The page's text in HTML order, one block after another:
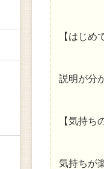
【はじめ
説明が分
【気持ち
気持ちが